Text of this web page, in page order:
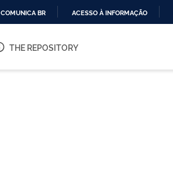
O
COMUNICA BR ACESSO À INFORMAÇÃO
THE REPOSITORY